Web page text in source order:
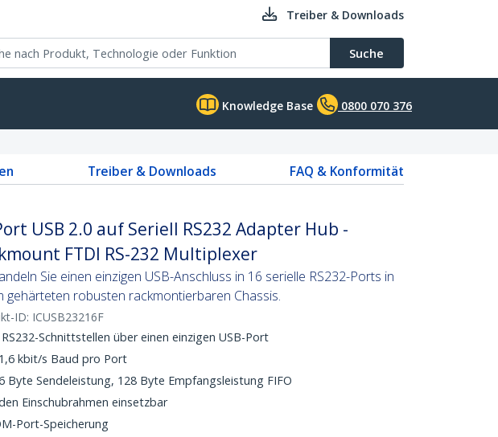
Treiber & Downloads
Suche
Knowledge Base 0800 070 376
Treiber & Downloads
FAQ & Konformität
USB 2.0 auf Seriell RS232 Adapter Hub -
FTDI RS-232 Multiplexer
Sie einen einzigen USB-Anschluss in 16 serielle RS232-Ports in
gehärteten robusten rackmontierbaren Chassis.
ID: ICUSB23216F
Schnittstellen über einen einzigen USB-Port
kbit/s Baud pro Port
Byte Sendeleistung, 128 Byte Empfangsleistung FIFO
Einschubrahmen einsetzbar
Port-Speicherung